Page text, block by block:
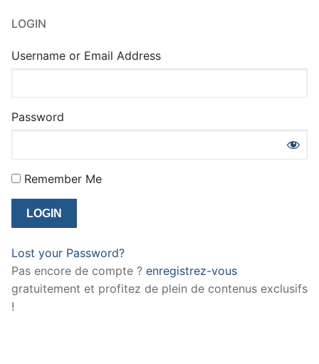
LOGIN
Username or Email Address
Password
Remember Me
Lost your Password?
Pas encore de compte ? enregistrez-vous
gratuitement et profitez de plein de contenus exclusifs
!